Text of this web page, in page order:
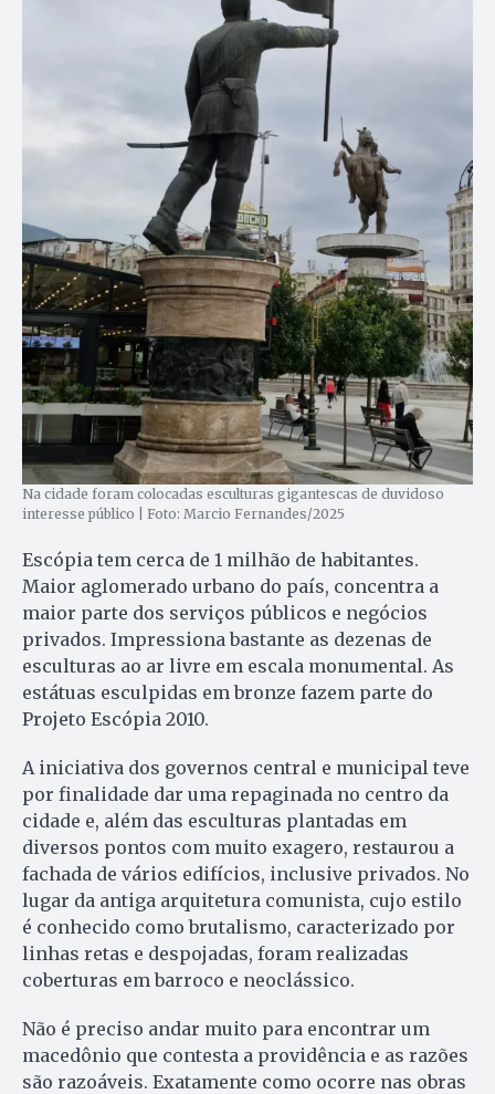
Na cidade foram colocadas esculturas gigantescas de duvidoso
interesse público | Foto: Marcio Fernandes/2025
Escópia tem cerca de 1 milhão de habitantes.
Maior aglomerado urbano do país, concentra a
maior parte dos serviços públicos e negócios
privados. Impressiona bastante as dezenas de
esculturas ao ar livre em escala monumental. As
estátuas esculpidas em bronze fazem parte do
Projeto Escópia 2010.
A iniciativa dos governos central e municipal teve
por finalidade dar uma repaginada no centro da
cidade e, além das esculturas plantadas em
diversos pontos com muito exagero, restaurou a
fachada de vários edifícios, inclusive privados. No
lugar da antiga arquitetura comunista, cujo estilo
é conhecido como brutalismo, caracterizado por
linhas retas e despojadas, foram realizadas
coberturas em barroco e neoclássico.
Não é preciso andar muito para encontrar um
macedônio que contesta a providência e as razões
são razoáveis. Exatamente como ocorre nas obras